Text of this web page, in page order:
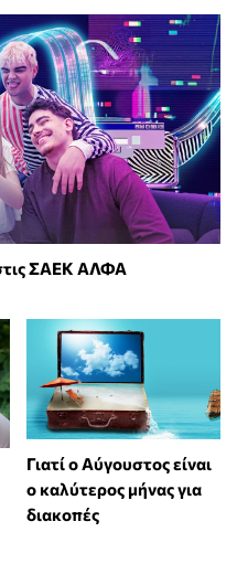
ΣΑΕΚ ΑΛΦΑ
Γιατί ο Αύγουστος είναι
ο καλύτερος μήνας για
διακοπές